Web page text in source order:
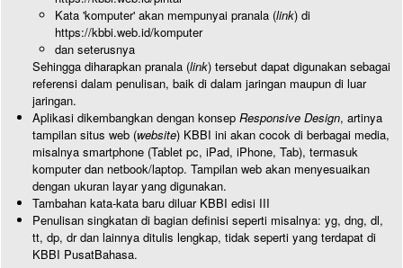
Kata 'komputer' akan mempunyai pranala (link) di
https://kbbi.web.id/komputer
dan seterusnya
Sehingga diharapkan pranala (link) tersebut dapat digunakan sebagai
referensi dalam penulisan, baik di dalam jaringan maupun di luar
jaringan.
Aplikasi dikembangkan dengan konsep Responsive Design, artinya
tampilan situs web (website) KBBI ini akan cocok di berbagai media,
misalnya smartphone (Tablet pc, iPad, iPhone, Tab), termasuk
komputer dan netbook/laptop. Tampilan web akan menyesuaikan
dengan ukuran layar yang digunakan.
Tambahan kata-kata baru diluar KBBI edisi III
Penulisan singkatan di bagian definisi seperti misalnya: yg, dng, dl,
tt, dp, dr dan lainnya ditulis lengkap, tidak seperti yang terdapat di
KBBI PusatBahasa.